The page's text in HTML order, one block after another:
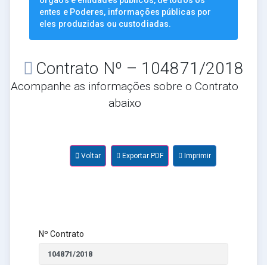
entes e Poderes, informações públicas por
eles produzidas ou custodiadas.
Contrato Nº – 104871/2018
Acompanhe as informações sobre o Contrato
abaixo
Voltar Exportar PDF Imprimir
Nº Contrato